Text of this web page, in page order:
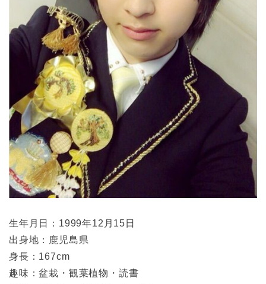
生年月日：1999年12月15日
出身地：鹿児島県
身長：167cm
趣味：盆栽・観葉植物・読書